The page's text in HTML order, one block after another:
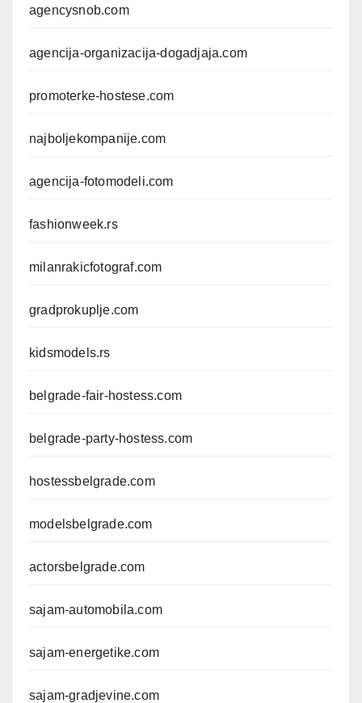
agencysnob.com
agencija-organizacija-dogadjaja.com
promoterke-hostese.com
najboljekompanije.com
agencija-fotomodeli.com
fashionweek.rs
milanrakicfotograf.com
gradprokuplje.com
kidsmodels.rs
belgrade-fair-hostess.com
belgrade-party-hostess.com
hostessbelgrade.com
modelsbelgrade.com
actorsbelgrade.com
sajam-automobila.com
sajam-energetike.com
sajam-gradjevine.com